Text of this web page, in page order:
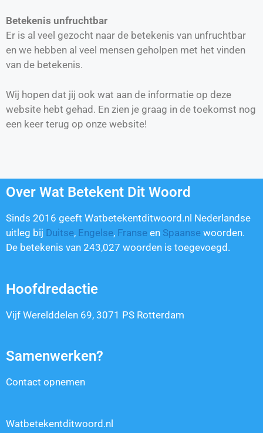
Betekenis unfruchtbar
Er is al veel gezocht naar de betekenis van unfruchtbar
en we hebben al veel mensen geholpen met het vinden
van de betekenis.
Wij hopen dat jij ook wat aan de informatie op deze
website hebt gehad. En zien je graag in de toekomst nog
een keer terug op onze website!
Over Wat Betekent Dit Woord
Sinds 2016 geeft Watbetekentditwoord.nl Nederlandse
uitleg bij Duitse, Engelse, Franse en Spaanse woorden.
De betekenis van 243,027 woorden is toegevoegd.
Hoofdredactie
Vijf Werelddelen 69, 3071 PS Rotterdam
Samenwerken?
Contact opnemen
Watbetekentditwoord.nl